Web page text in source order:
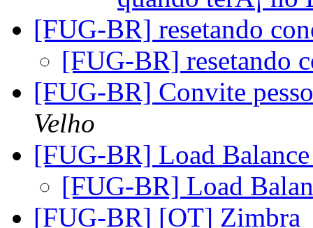
[FUG-BR] resetando
[FUG-BR] resetando
[FUG-BR] Convite
Velho
[FUG-BR] Load
[FUG-BR] Load
[FUG-BR] [OT] Zimbra